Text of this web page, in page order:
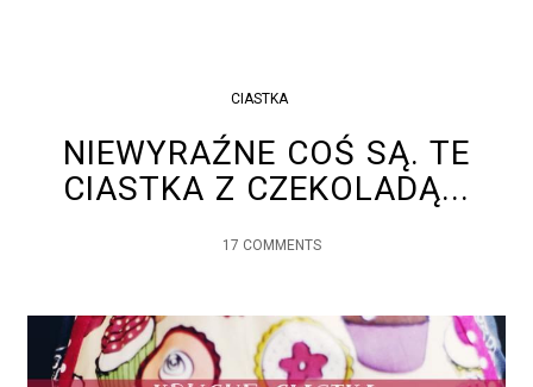
CIASTKA
NIEWYRAŹNE COŚ SĄ. TE
CIASTKA Z CZEKOLADĄ...
17 COMMENTS